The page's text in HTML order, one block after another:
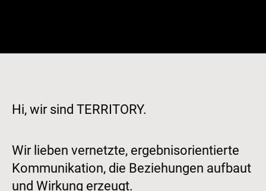
Hi, wir sind TERRITORY.
Wir lieben vernetzte, ergebnisorientierte
Kommunikation, die Beziehungen aufbaut
und Wirkung erzeugt.